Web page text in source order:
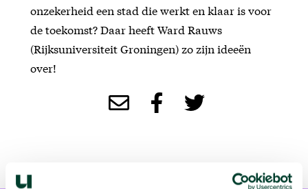
onzekerheid een stad die werkt en klaar is voor
de toekomst? Daar heeft Ward Rauws
(Rijksuniversiteit Groningen) zo zijn ideeën
over!